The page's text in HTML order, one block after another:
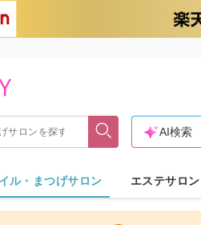
AI検索
ル・まつげサロン エステサロン